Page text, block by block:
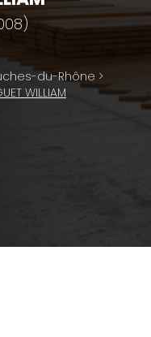
du-Rhône >
WILLIAM